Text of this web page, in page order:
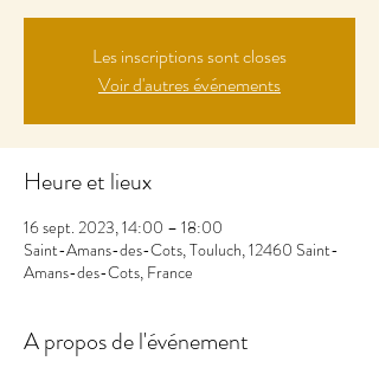
Les inscriptions sont closes
Voir d'autres événements
Heure et lieux
16 sept. 2023, 14:00 – 18:00
Saint-Amans-des-Cots, Touluch, 12460 Saint-
Amans-des-Cots, France
A propos de l'événement